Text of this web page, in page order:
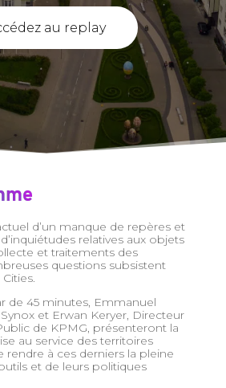
au replay
d’un manque de repères et
relatives aux objets
et traitements des
questions subsistent
de 45 minutes, Emmanuel
et Erwan Keryer, Directeur
de KPMG, présenteront la
au service des territoires
rendre à ces derniers la pleine
et de leurs politiques